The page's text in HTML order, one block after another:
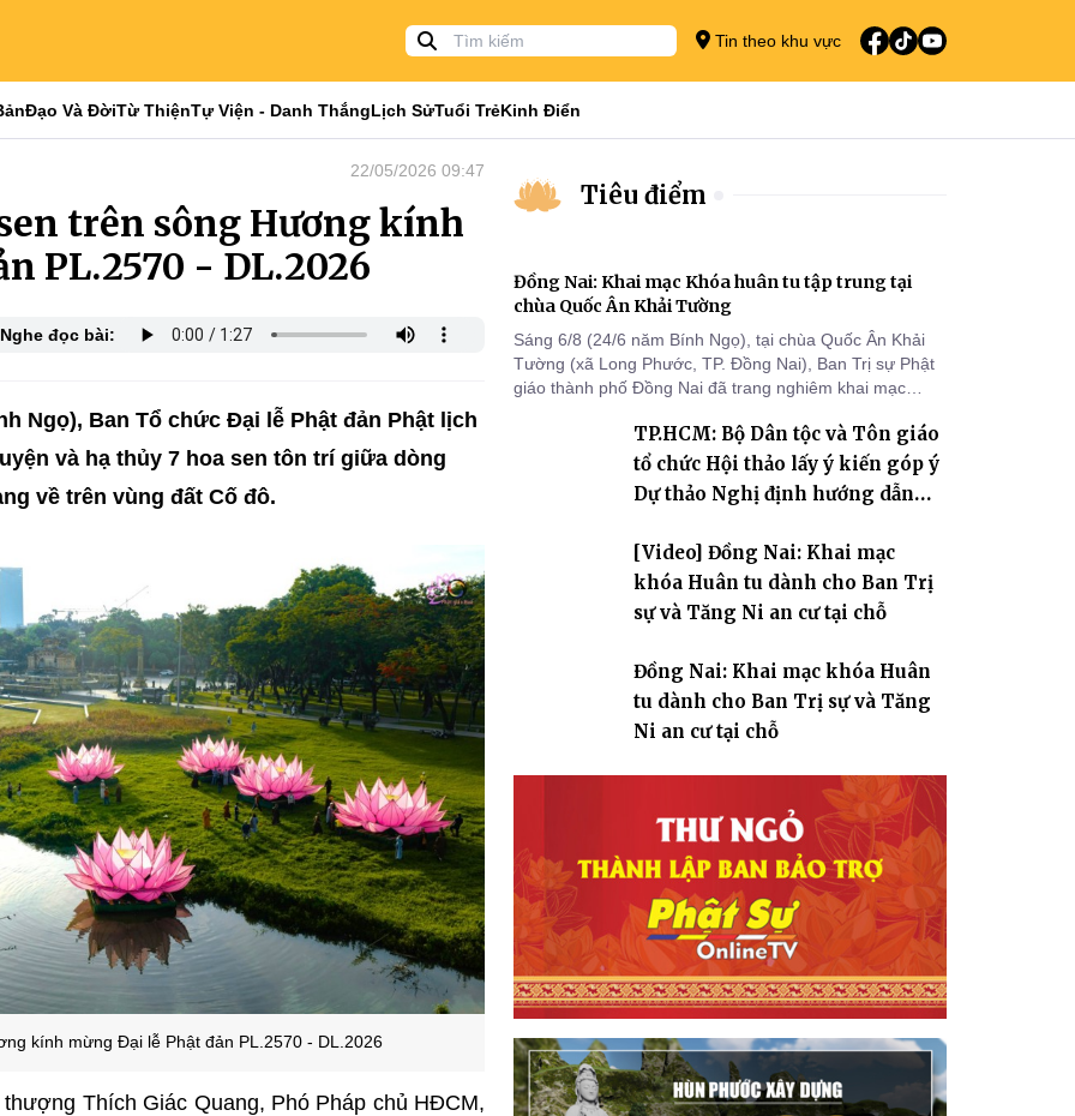
Tin theo khu vực
Đạo Và ĐờiTừ ThiệnTự Viện - Danh ThắngLịch SửTuổi TrẻKinh Điển
22/05/2026 09:47
trên sông Hương kính
PL.2570 - DL.2026
Nghe đọc bài:
Ngọ), Ban Tổ chức Đại lễ Phật đản Phật lịch
và hạ thủy 7 hoa sen tôn trí giữa dòng
về trên vùng đất Cố đô.
kính mừng Đại lễ Phật đản PL.2570 - DL.2026
Thích Giác Quang, Phó Pháp chủ HĐCM,
Tiêu điểm
Đồng Nai: Khai mạc Khóa huân tu tập trung tại
chùa Quốc Ân Khải Tường
Sáng 6/8 (24/6 năm Bính Ngọ), tại chùa Quốc Ân Khải
Tường (xã Long Phước, TP. Đồng Nai), Ban Trị sự Phật
giáo thành phố Đồng Nai đã trang nghiêm khai mạc
2570 dành cho chư Tăng hành giả an cư tại chỗ khu vực
VII, VIII và trường hạ chùa Quốc Ân Khải Tường.
TP.HCM: Bộ Dân tộc và Tôn giáo
tổ chức Hội thảo lấy ý kiến góp ý
Dự thảo Nghị định hướng dẫn
giáo
[Video] Đồng Nai: Khai mạc
khóa Huân tu dành cho Ban Trị
sự và Tăng Ni an cư tại chỗ
Đồng Nai: Khai mạc khóa Huân
tu dành cho Ban Trị sự và Tăng
Ni an cư tại chỗ